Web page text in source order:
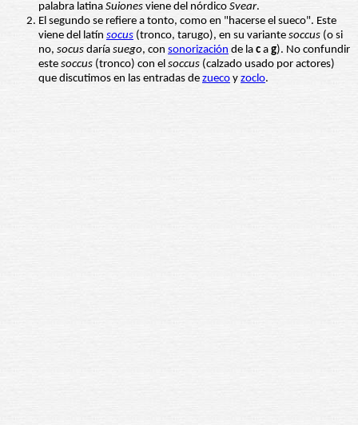
palabra latina Suiones viene del nórdico Svear.
El segundo se refiere a tonto, como en "hacerse el sueco". Este
viene del latín socus (tronco, tarugo), en su variante soccus (o si
no, socus daría suego, con sonorización de la c a g). No confundir
este soccus (tronco) con el soccus (calzado usado por actores)
que discutimos en las entradas de zueco y zoclo.